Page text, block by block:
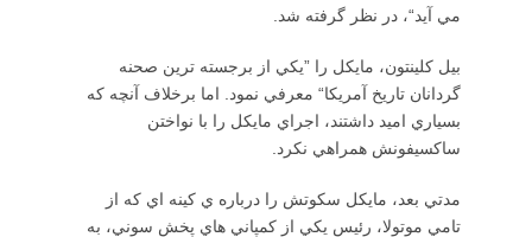
مي آيد“، در نظر گرفته شد.
بيل كلينتون، مايكل را ”يكي از برجسته ترين صحنه
گردانان تاريخ آمريكا“ معرفي نمود. اما برخلاف آنچه كه
بسياري اميد داشتند، اجراي مايكل را با نواختن
ساكسيفونش همراهي نكرد.
مدتي بعد، مايكل سكوتش را درباره ي كينه اي كه از
تامي موتولا، رئيس يكي از كمپاني هاي پخش سوني، به